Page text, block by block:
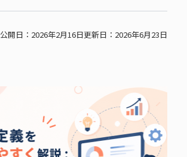
r
e
o
e
公開日：2026年2月16日更新日：2026年6月23日